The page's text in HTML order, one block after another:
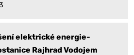
elektrické energie-
Rajhrad Vodojem